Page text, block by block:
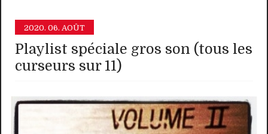
2020. 06. AOÛT
Playlist spéciale gros son (tous les
curseurs sur 11)